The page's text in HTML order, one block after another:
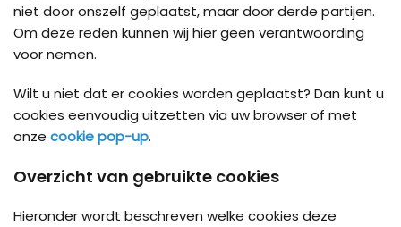
niet door onszelf geplaatst, maar door derde partijen.
Om deze reden kunnen wij hier geen verantwoording
voor nemen.
Wilt u niet dat er cookies worden geplaatst? Dan kunt u
cookies eenvoudig uitzetten via uw browser of met
onze cookie pop-up.
Overzicht van gebruikte cookies
Hieronder wordt beschreven welke cookies deze